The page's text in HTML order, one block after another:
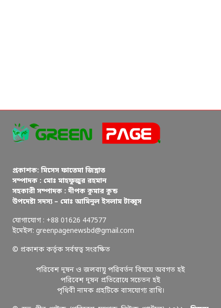
প্রকাশক: মিসেস ফাতেমা জিন্নাত
সম্পাদক : মোঃ মাহফুজুর রহমান
সহকারী সম্পাদক : দীপক কুমার কুন্ড
উপদেষ্টা সদস্য – মোঃ আমিনুল ইসলাম টাব্বুস
যোগাযোগ : +88 01626 447577
ইমেইল: greenpagenewsbd@gmail.com
© প্রকাশক কর্তৃক সর্বস্বত্ব সংরক্ষিত
পরিবেশ দূষন ও জলবায়ু পরিবর্তন বিষয়ে অবগত হই
পরিবেশ দূষন প্রতিরোধে সচেতন হই
পৃথিবী নামক গ্রহটিকে বাসযোগ্য রাখি।